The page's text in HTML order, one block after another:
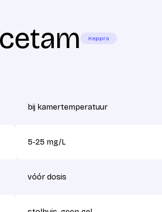
Keppra
bij kamertemperatuur
5-25 mg/L
vóór dosis